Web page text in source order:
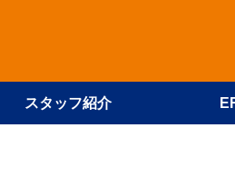
スタッフ紹介